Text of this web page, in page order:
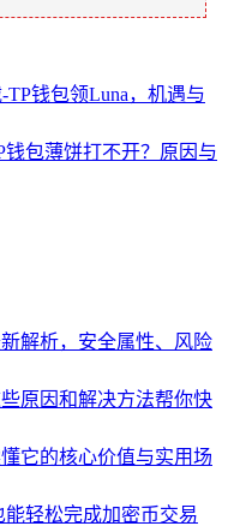
钱包领Luna，机遇与
钱包薄饼打不开？原因与
解析，安全属性、风险
原因和解决方法帮你快
它的核心价值与实用场
能轻松完成加密币交易